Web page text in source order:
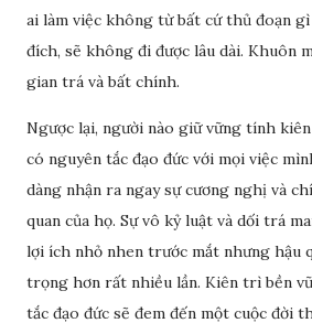
ai làm việc không từ bất cứ thủ đoạn
đích, sẽ không đi được lâu dài. Khuôn
gian trá và bất chính.
Ngược lại, người nào giữ vững tính
có nguyên tắc đạo đức với mọi việc
dàng nhận ra ngay sự cương nghị và
quan của họ. Sự vô kỷ luật và dối trá
lợi ích nhỏ nhen trước mắt nhưng hậu
trọng hơn rất nhiều lần. Kiên trì bền
tắc đạo đức sẽ đem đến một cuộc đời